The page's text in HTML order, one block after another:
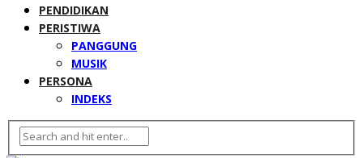
PENDIDIKAN
PERISTIWA
PANGGUNG
MUSIK
PERSONA
INDEKS